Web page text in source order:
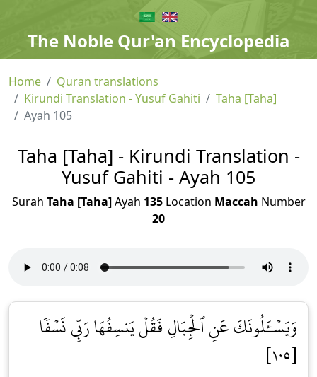
The Noble Qur'an Encyclopedia
Home
Quran translations
Kirundi Translation - Yusuf Gahiti
Taha [Taha]
Ayah 105
Taha [Taha] - Kirundi Translation -
Yusuf Gahiti - Ayah 105
Surah Taha [Taha]Ayah 135Location Maccah Number
20
وَيَسۡـَٔلُونَكَ عَنِ ٱلۡجِبَالِ فَقُلۡ يَنسِفُهَا رَبِّي نَسۡفٗا
[١٠٥]